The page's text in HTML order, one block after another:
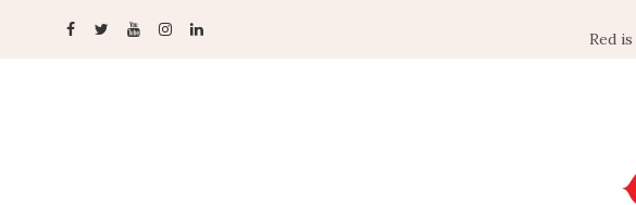
Red